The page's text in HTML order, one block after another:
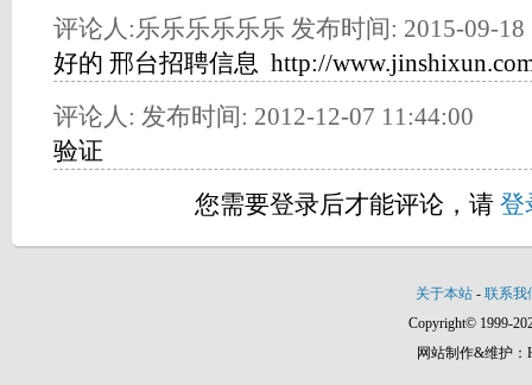
评论人:乐乐乐乐乐乐 发布时间: 2015-09-18
好的 邢台招聘信息 http://
评论人: 发布时间: 2012-12-07 11:44:00
验证
您需要登录后才能评论，请 登
关于本站 - 联系我
Copyright© 1999-
网站制作&维护